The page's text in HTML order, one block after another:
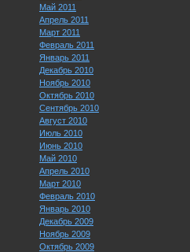
Май 2011
Апрель 2011
Март 2011
Февраль 2011
Январь 2011
Декабрь 2010
Ноябрь 2010
Октябрь 2010
Сентябрь 2010
Август 2010
Июль 2010
Июнь 2010
Май 2010
Апрель 2010
Март 2010
Февраль 2010
Январь 2010
Декабрь 2009
Ноябрь 2009
Октябрь 2009